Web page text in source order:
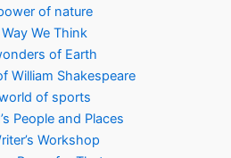
of nature
We Think
of Earth
William Shakespeare
of sports
People and Places
Workshop